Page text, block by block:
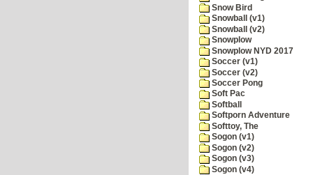
Snow Bird
Snowball (v1)
Snowball (v2)
Snowplow
Snowplow NYD 2017
Soccer (v1)
Soccer (v2)
Soccer Pong
Soft Pac
Softball
Softporn Adventure
Softtoy, The
Sogon (v1)
Sogon (v2)
Sogon (v3)
Sogon (v4)